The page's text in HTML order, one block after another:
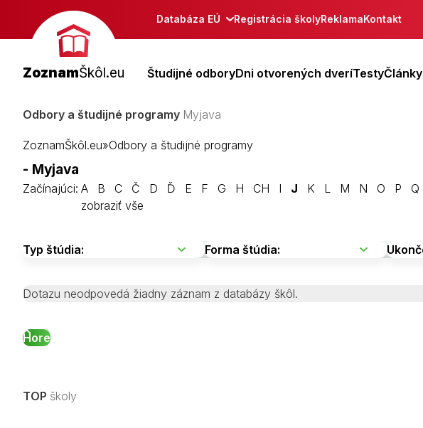
Databáza EÚ Registrácia školyReklamaKontakt
ZoznamŠkôl.eu Študijné odboryDni otvorených dveríTestyČlánky
Odbory a študijné programy Myjava
ZoznamŠkôl.eu»Odbory a študijné programy
- Myjava
Začínajúci: A B C Č D Ď E F G H CH I J K L M N O P Q
zobraziť vše
Dotazu neodpovedá žiadny záznam z databázy škôl.
Hore
TOP školy